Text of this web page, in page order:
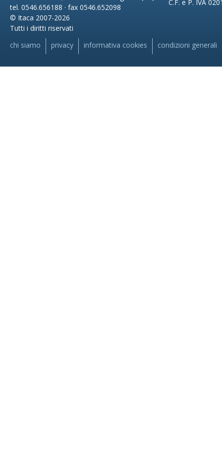
tel. 0546.656188 · fax 0546.652098
© Itaca 2007-2026
Tutti i diritti riservati
C.F. e P. IVA
chi siamo privacy informativa cookies condizioni generali